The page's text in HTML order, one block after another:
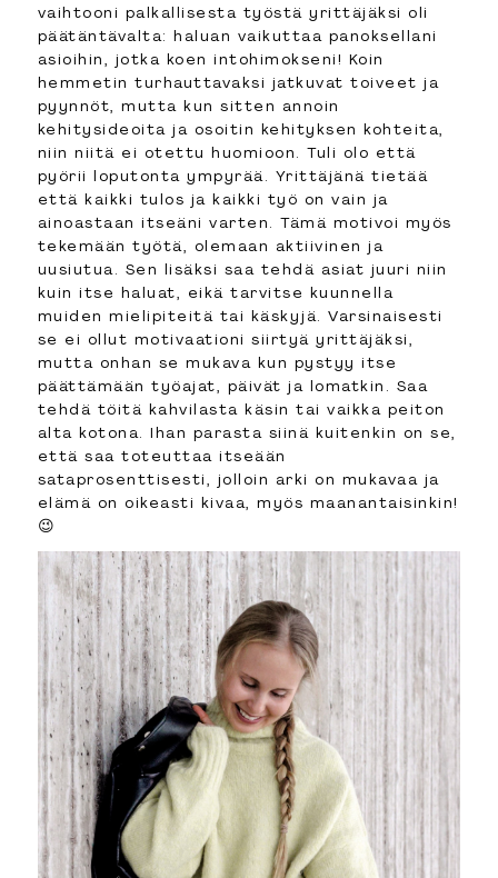
vaihtooni palkallisesta työstä yrittäjäksi oli
päätäntävalta: haluan vaikuttaa panoksellani
asioihin, jotka koen intohimokseni! Koin
hemmetin turhauttavaksi jatkuvat toiveet ja
pyynnöt, mutta kun sitten annoin
kehitysideoita ja osoitin kehityksen kohteita,
niin niitä ei otettu huomioon. Tuli olo että
pyörii loputonta ympyrää. Yrittäjänä tietää
että kaikki tulos ja kaikki työ on vain ja
ainoastaan itseäni varten. Tämä motivoi myös
tekemään työtä, olemaan aktiivinen ja
uusiutua. Sen lisäksi saa tehdä asiat juuri niin
kuin itse haluat, eikä tarvitse kuunnella
muiden mielipiteitä tai käskyjä. Varsinaisesti
se ei ollut motivaationi siirtyä yrittäjäksi,
mutta onhan se mukava kun pystyy itse
päättämään työajat, päivät ja lomatkin. Saa
tehdä töitä kahvilasta käsin tai vaikka peiton
alta kotona. Ihan parasta siinä kuitenkin on se,
että saa toteuttaa itseään
sataprosenttisesti, jolloin arki on mukavaa ja
elämä on oikeasti kivaa, myös maanantaisinkin!
😉
LINKIT